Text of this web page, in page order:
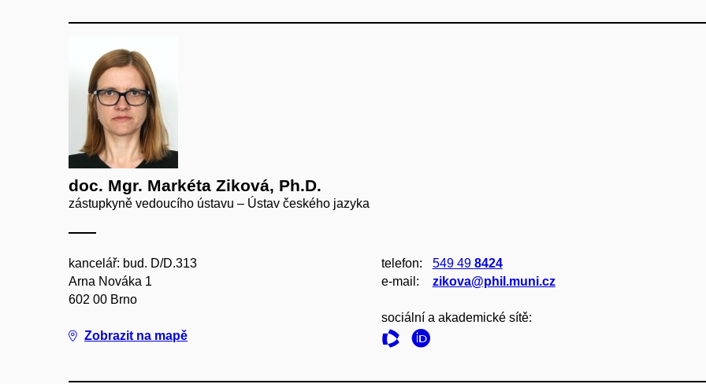
doc. Mgr. Markéta Ziková, Ph.D.
zástupkyně vedoucího ústavu – Ústav českého jazyka
kancelář: bud. D/D.313
Arna Nováka 1
602 00 Brno
Zobrazit na mapě
telefon: 549 49 8424
e‑mail:
zikova@phil.muni.cz
sociální a akademické sítě: